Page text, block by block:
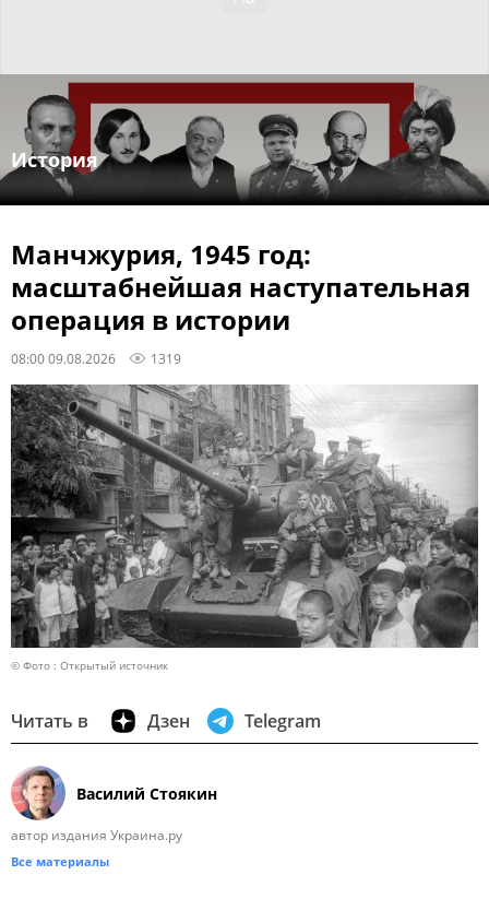
История
Манчжурия, 1945 год:
масштабнейшая наступательная
операция в истории
08:00 09.08.2026 1319
© Фото : Открытый источник
Читать в Дзен Telegram
Василий Стоякин
автор издания Украина.ру
Все материалы